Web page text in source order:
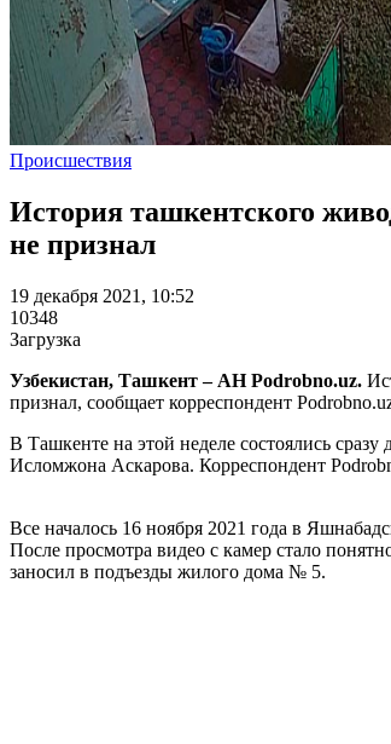
Происшествия
История ташкентского
не признал
19 декабря 2021, 10:52
10348
Загрузка
Узбекистан, Ташкент – АН Podrobno.uz.
признал, сообщает корреспондент
В Ташкенте на этой неделе состоялись
Исломжона Аскарова. Корреспондент
Все началось 16 ноября 2021 года в
После просмотра видео с камер стало
заносил в подъезды жилого дома № 5.